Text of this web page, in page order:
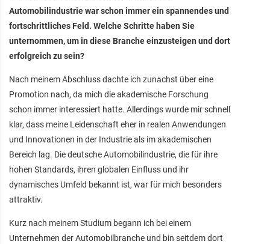
Automobilindustrie war schon immer ein spannendes und
fortschrittliches Feld. Welche Schritte haben Sie
unternommen, um in diese Branche einzusteigen und dort
erfolgreich zu sein?
Nach meinem Abschluss dachte ich zunächst über eine
Promotion nach, da mich die akademische Forschung
schon immer interessiert hatte. Allerdings wurde mir schnell
klar, dass meine Leidenschaft eher in realen Anwendungen
und Innovationen in der Industrie als im akademischen
Bereich lag. Die deutsche Automobilindustrie, die für ihre
hohen Standards, ihren globalen Einfluss und ihr
dynamisches Umfeld bekannt ist, war für mich besonders
attraktiv.
Kurz nach meinem Studium begann ich bei einem
Unternehmen der Automobilbranche und bin seitdem dort